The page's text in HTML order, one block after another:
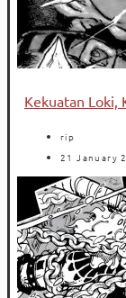
Kekuatan Loki,
rip
21 January